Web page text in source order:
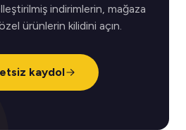
indirimlerin, mağaza
ürünlerin kilidini açın.
kaydol